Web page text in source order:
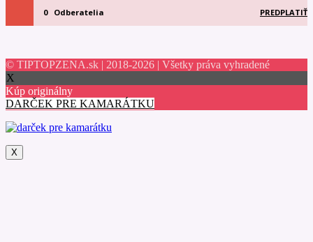
0 Odberatelia PREDPLATIŤ
© TIPTOPZENA.sk | 2018-2026 | Všetky práva vyhradené
X
Kúp originálny
DARČEK PRE KAMARÁTKU
X